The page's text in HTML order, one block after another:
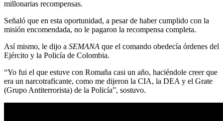
millonarias recompensas.
Señaló que en esta oportunidad, a pesar de haber cumplido con la
misión encomendada, no le pagaron la recompensa completa.
Así mismo, le dijo a SEMANA que el comando obedecía órdenes del
Ejército y la Policía de Colombia.
“Yo fui el que estuve con Romaña casi un año, haciéndole creer que
era un narcotraficante, como me dijeron la CIA, la DEA y el Grate
(Grupo Antiterrorista) de la Policía”, sostuvo.